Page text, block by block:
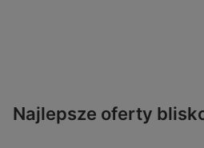
Najlepsze oferty